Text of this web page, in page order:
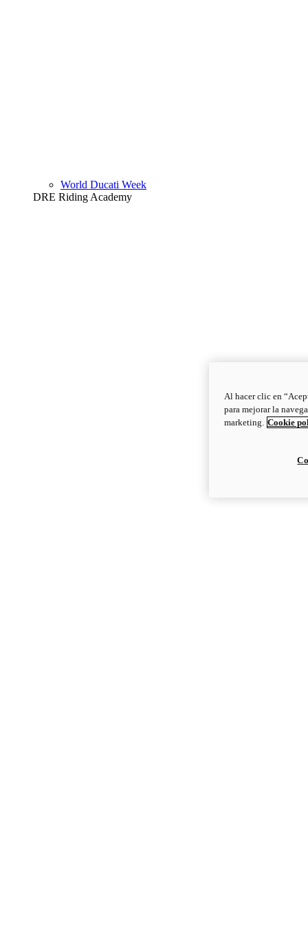
World Ducati Week
DRE Riding Academy
Al hacer clic en
para mejorar la
marketing. Cookie